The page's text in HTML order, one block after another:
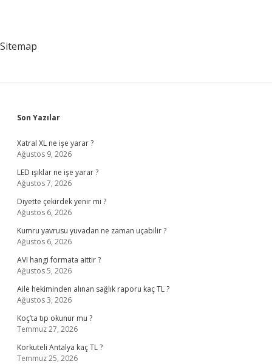
Sitemap
Sidebar
Son Yazılar
Xatral XL ne işe yarar ?
Ağustos 9, 2026
LED ışıklar ne işe yarar ?
Ağustos 7, 2026
Diyette çekirdek yenir mi ?
Ağustos 6, 2026
Kumru yavrusu yuvadan ne zaman uçabilir ?
Ağustos 6, 2026
AVI hangi formata aittir ?
Ağustos 5, 2026
Aile hekiminden alınan sağlık raporu kaç TL ?
Ağustos 3, 2026
Koç’ta tıp okunur mu ?
Temmuz 27, 2026
Korkuteli Antalya kaç TL ?
Temmuz 25, 2026